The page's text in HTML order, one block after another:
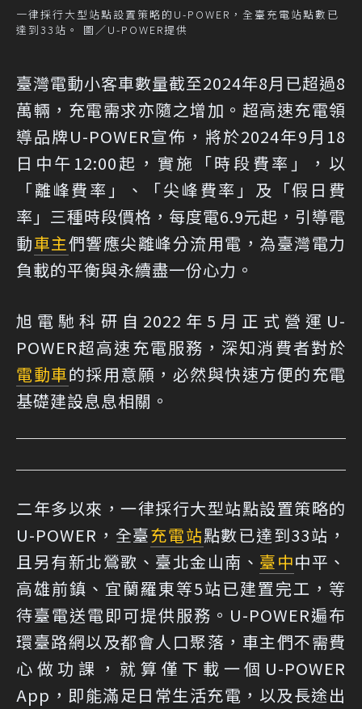
一律採行大型站點設置策略的U-POWER，全臺充電站點數已
達到33站。 圖／U-POWER提供
臺灣電動小客車數量截至2024年8月已超過8
萬輛，充電需求亦隨之增加。超高速充電領
導品牌U-POWER宣佈，將於2024年9月18
日中午12:00起，實施「時段費率」，以
「離峰費率」、「尖峰費率」及「假日費
率」三種時段價格，每度電6.9元起，引導電
動車主們響應尖離峰分流用電，為臺灣電力
負載的平衡與永續盡一份心力。
旭電馳科研自2022年5月正式營運U-
POWER超高速充電服務，深知消費者對於
電動車的採用意願，必然與快速方便的充電
基礎建設息息相關。
二年多以來，一律採行大型站點設置策略的
U-POWER，全臺充電站點數已達到33站，
且另有新北鶯歌、臺北金山南、 臺中中平、
高雄前鎮、宜蘭羅東等5站已建置完工，等
待臺電送電即可提供服務。U-POWER遍布
環臺路網以及都會人口聚落，車主們不需費
心做功課，就算僅下載一個U-POWER
App，即能滿足日常生活充電，以及長途出